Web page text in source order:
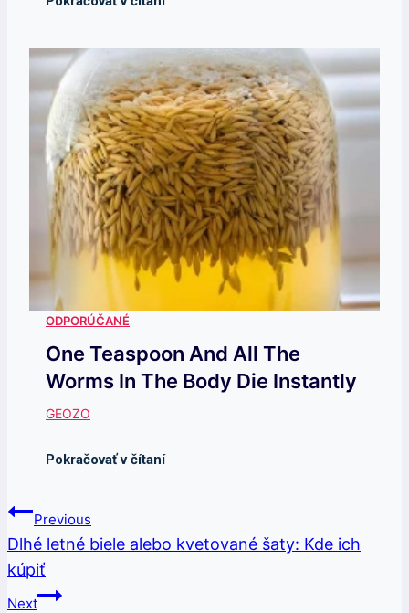
One Teaspoon And All The
Worms In The Body Die Instantly
Navigácia
V
Článku
Previous
Dlhé letné biele alebo kvetované šaty: Kde ich
kúpiť
Next